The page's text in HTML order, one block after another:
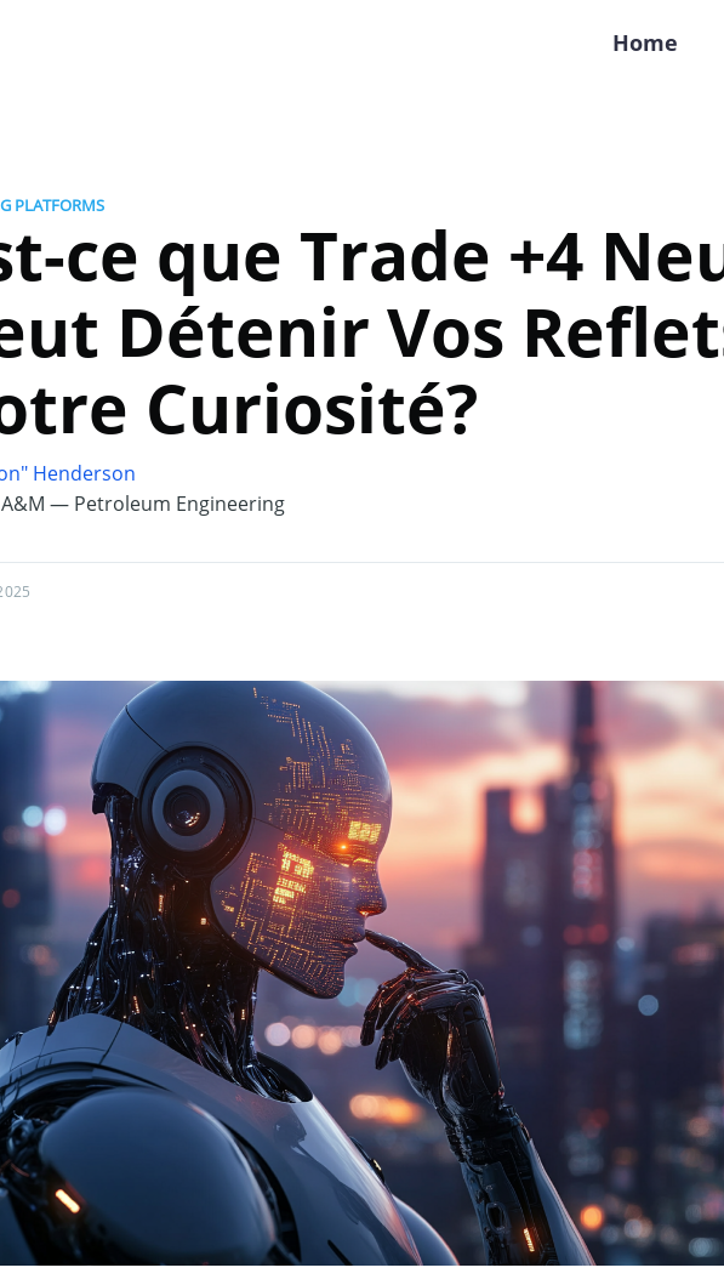
Home
PLATFORMS
ce que Trade +4
Détenir Vos
Curiosité?
Henderson
A&M — Petroleum Engineering